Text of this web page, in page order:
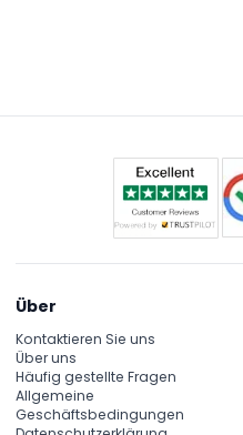
Über
Kontaktieren Sie uns
Über uns
Häufig gestellte Fragen
Allgemeine
Geschäftsbedingungen